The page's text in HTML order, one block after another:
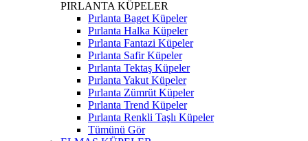
PIRLANTA KÜPELER
Pırlanta Baget Küpeler
Pırlanta Halka Küpeler
Pırlanta Fantazi Küpeler
Pırlanta Safir Küpeler
Pırlanta Tektaş Küpeler
Pırlanta Yakut Küpeler
Pırlanta Zümrüt Küpeler
Pırlanta Trend Küpeler
Pırlanta Renkli Taşlı Küpeler
Tümünü Gör